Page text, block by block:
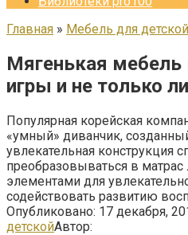
Главная » Мебель для детской
Мягенькая мебель
игры и не только
Популярная корейская
«умный» диванчик,
увлекательная конструкция
преобразовываться в матрас
элементами для
содействовать развитию
Опубликовано: 17 декабря,
детскойАвтор: